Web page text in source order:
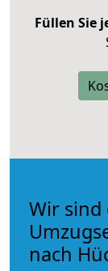
Füllen Sie
Wir sind
nach